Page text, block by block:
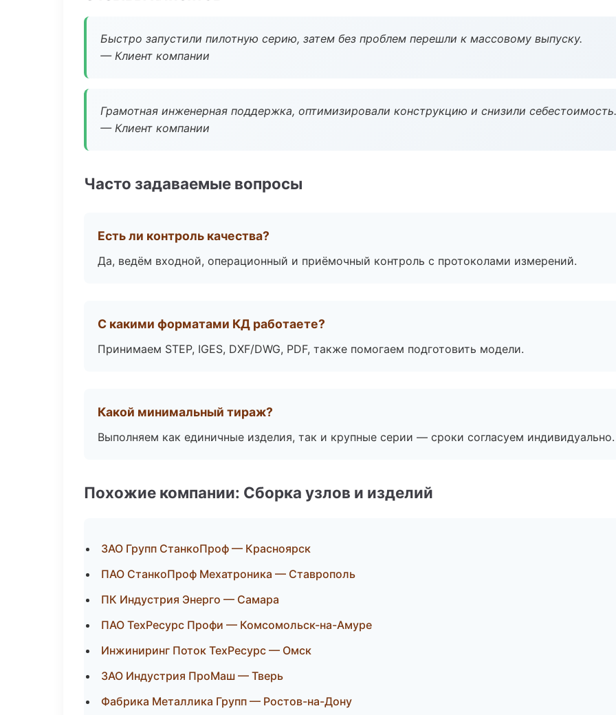
Быстро запустили пилотную серию, затем без проблем перешли к массовому выпуску.
— Клиент компании
Грамотная инженерная поддержка, оптимизировали конструкцию и снизили себестоимость.
— Клиент компании
Часто задаваемые вопросы
Есть ли контроль качества?
Да, ведём входной, операционный и приёмочный контроль с протоколами измерений.
С какими форматами КД работаете?
Принимаем STEP, IGES, DXF/DWG, PDF, также помогаем подготовить модели.
Какой минимальный тираж?
Выполняем как единичные изделия, так и крупные серии — сроки согласуем индивидуально.
Похожие компании: Сборка узлов и изделий
ЗАО Групп СтанкоПроф — Красноярск
ПАО СтанкоПроф Мехатроника — Ставрополь
ПК Индустрия Энерго — Самара
ПАО ТехРесурс Профи — Комсомольск-на-Амуре
Инжиниринг Поток ТехРесурс — Омск
ЗАО Индустрия ПроМаш — Тверь
Фабрика Металлика Групп — Ростов-на-Дону